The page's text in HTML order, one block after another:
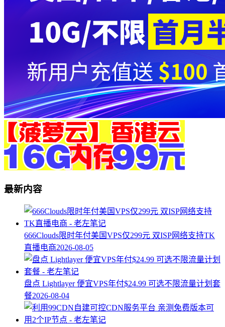
最新内容
666Clouds限时年付美国VPS仅299元 双ISP网络支持TK
直播电商2026-08-05
盘点 Lightlayer 便宜VPS年付$24.99 可选不限流量计划套
餐2026-08-04